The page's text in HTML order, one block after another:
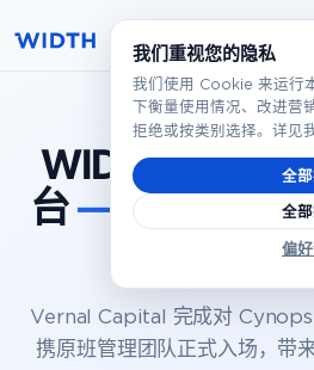
WIDTH 推出一
台——完成
之后
Vernal Capital 完成对
携原班管理团队正式入场，带
我们重视您的隐私
我们使用 Cookie 来运行
下衡量使用情况、改进营
拒绝或按类别选择。详见
全
全
偏